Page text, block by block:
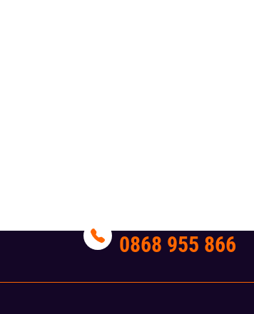
0868 955 866